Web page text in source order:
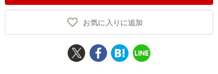
お気に入りに追加